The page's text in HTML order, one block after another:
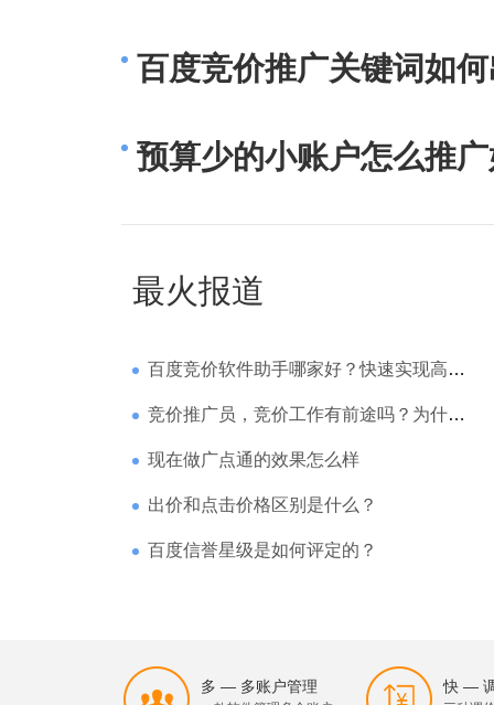
百度竞价推广关键词如
预算少的小账户怎么推
最火报道
百度竞价软件助手哪家好？快速实现高回报哪家强？
竞价推广员，竞价工作有前途吗？为什么待遇那么高
现在做广点通的效果怎么样
出价和点击价格区别是什么？
百度信誉星级是如何评定的？
多 — 多账户管理 快 —